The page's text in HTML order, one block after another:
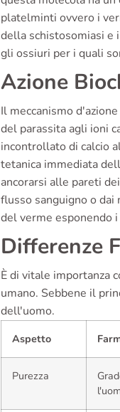
platelminti ovvero i
della schistosomiasi e
gli ossiuri per i quali
Azione
Il meccanismo
del parassita agli ioni
incontrollato di calcio
tetanica immediata
ancorarsi alle pareti
flusso sanguigno o
del verme esponendo
Differenze
È di vitale importanza
umano. Sebbene il
dell'uomo.
Aspetto
Purezza